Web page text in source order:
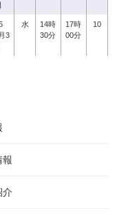
3
水
14時
30分
17時
00分
10
報
介